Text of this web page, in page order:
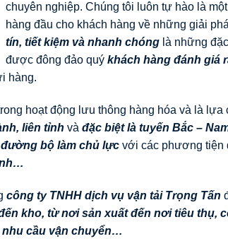
chuyên nghiệp. Chúng tôi luôn tự hào là
hàng đầu cho khách hàng về những giải
tín, tiết kiệm và nhanh chóng là những
được đông đảo quý khách hàng đánh giá
hàng.
hoạt động lưu thông hàng hóa và là lựa
liên tỉnh và đặc biệt là tuyến Bắc –
bộ làm chủ lực với các phương tiện
công ty TNHH dịch vụ vận tải Trọng Tấn
kho, từ nơi sản xuất đến nơi tiêu thụ,
cầu vận chuyển…